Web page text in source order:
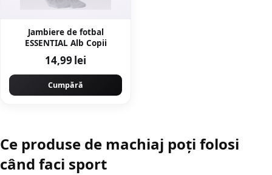
Jambiere de fotbal
ESSENTIAL Alb Copii
14,99 lei
Cumpără
Ce produse de machiaj poți folosi
când faci sport